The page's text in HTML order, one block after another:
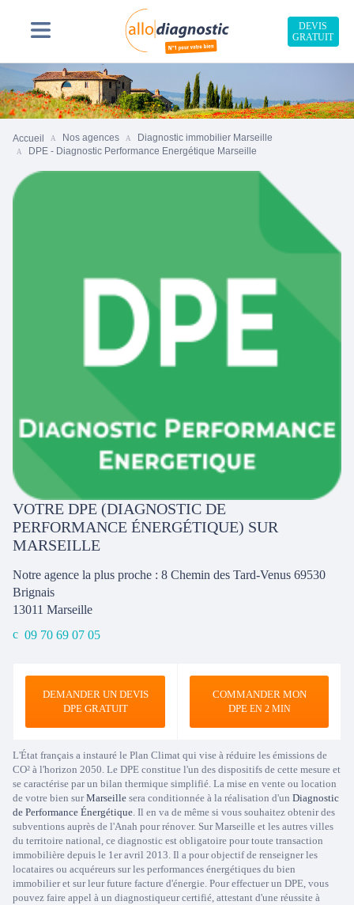
DEVIS
GRATUIT
Accueil Nos agences
Diagnostic immobilier Marseille
DPE - Diagnostic Performance Energétique Marseille
VOTRE DPE (DIAGNOSTIC DE
PERFORMANCE ÉNERGÉTIQUE) SUR
MARSEILLE
Notre agence la plus proche : 8 Chemin des Tard-Venus 69530
Brignais
13011 Marseille
09 70 69 07 05
DEMANDER UN DEVIS
DPE GRATUIT
COMMANDER MON
DPEEN 2 MIN
L'État français a instauré le Plan Climat qui vise à réduire les émissions de
CO² à l'horizon 2050. Le DPE constitue l'un des dispositifs de cette mesure et
se caractérise par un bilan thermique simplifié. La mise en vente ou location
de votre bien surMarseille sera conditionnée à la réalisation d'un Diagnostic
de Performance Énergétique. Il en va de même si vous souhaitez obtenir des
subventions auprès de l'Anah pour rénover. Sur Marseille et les autres villes
du territoire national, ce diagnostic est obligatoire pour toute transaction
immobilière depuis le 1er avril 2013. Il a pour objectif de renseigner les
locataires ou acquéreurs sur les performances énergétiques du bien
immobilier et sur leur future facture d'énergie. Pour effectuer un DPE, vous
pouvez faire appel à un diagnostiqueur certifié, attestant d'une réussite à